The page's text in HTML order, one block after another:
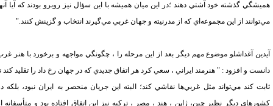
گذشته خود آشتي دهند ؛در اين ميان هميشه با اين سؤال نيز روبرو بودند كه آيا آنها
از اين مجموعه‌اي كه از مدرنيته و جهان غربي مي‌گيرند انتخاب و گزينش كنند."
آغداشلو موضوع مهم ديگر بعد از اين مرحله را ، چگونگي مواجهه و برخورد با هنر غرب
و افزود : " هنرمند ايراني ، سعي كرد هر اتفاق جديدي كه در جهان رخ داد را تقليد كند تا
كند مي‌تواند مثل غربي‌ها نقاشي كند؛ البته اين جريان منحصر به ايران نبود، بلكه در
ديگر نظير چين، ژاپن ، هند ، مصر ، تركيه نيز اين اتفاق افتاده بود و متأسفانه از